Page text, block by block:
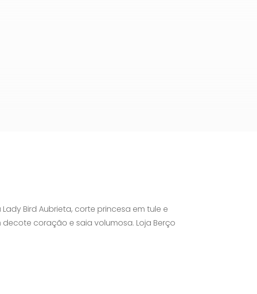
Bird Aubrieta, corte princesa em tule e
coração e saia volumosa. Loja Berço